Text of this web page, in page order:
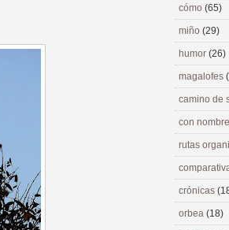
cómo (65)
miño (29)
humor (26)
magalofes
camino de
con
rutas
crónicas
orbea (18)